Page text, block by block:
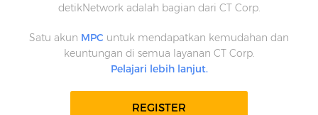
detikNetwork adalah bagian dari CT Corp.
Satu akun MPC untuk mendapatkan kemudahan dan
keuntungan di semua layanan CT Corp.
Pelajari lebih lanjut.
REGISTER